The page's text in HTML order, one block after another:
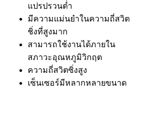
แปรปรวนต่ำ
มีความแม่นยำในความถี่สวิต
ชิ่งที่สูงมาก
สามารถใช้งานได้ภายใน
สภาวะอุณหภูมิวิกฤต
ความถี่สวิตซิ่งสูง
เซ็นเซอร์มีหลากหลายขนาด